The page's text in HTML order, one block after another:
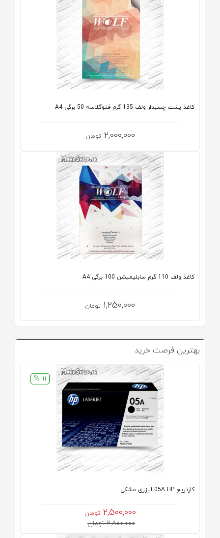
کاغذ پشت چسبدار ولف 135 گرم فتوگلاسه 50 برگی A4
2,000,000 تومان
کاغذ ولف 110 گرم سابلیمیشن 100 برگی A4
1,250,000 تومان
بهترین فرصت خرید
11 %
كارتريج 05A HP لیزری مشکی
2,500,000 تومان
2,800,000 تومان